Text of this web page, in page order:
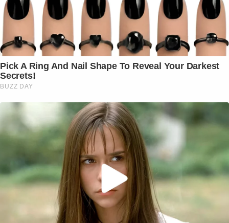
Pick A Ring And Nail Shape To Reveal Your Darkest
Secrets!
BUZZ DAY